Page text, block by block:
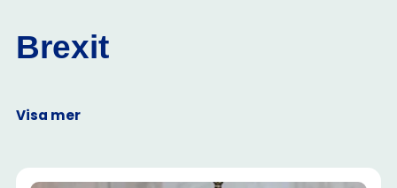
Brexit
Visa mer